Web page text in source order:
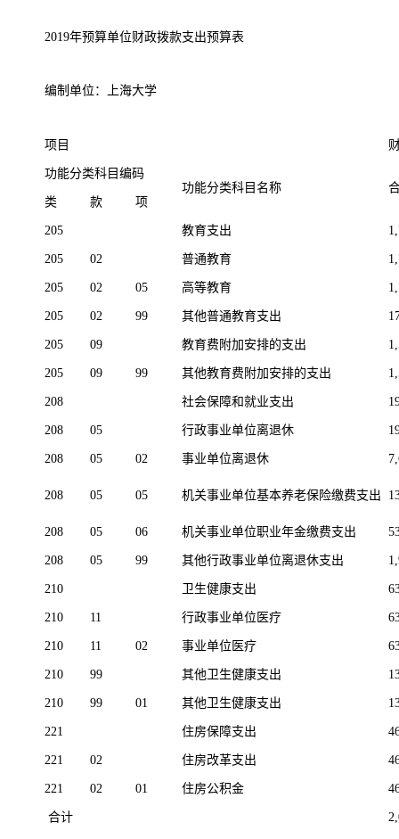
2019年预算单位财政拨款支出预算表
编制单位：上海大学
项目
功能分类科目编码
功能分类科目名称
类
款 项
205 教育支出
205 02 普通教育
205 02 05 高等教育
205 02 99 其他普通教育支出
205 09 教育费附加安排的支出
205 09 99 其他教育费附加安排的支出
208 社会保障和就业支出
208 05 行政事业单位离退休
208 05 02 事业单位离退休
208 05 05 机关事业单位基本养老保险缴费支出
208 05 06 机关事业单位职业年金缴费支出
208 05 99 其他行政事业单位离退休支出
210 卫生健康支出
210 11 行政事业单位医疗
210 11 02 事业单位医疗
210 99 其他卫生健康支出
210 99 01 其他卫生健康支出
221 住房保障支出
221 02 住房改革支出
221 02 01 住房公积金
合计